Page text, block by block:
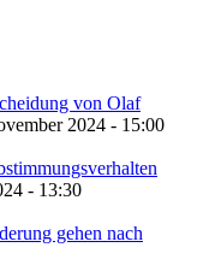
von Olaf
2024 - 15:00
- 13:30
gehen nach